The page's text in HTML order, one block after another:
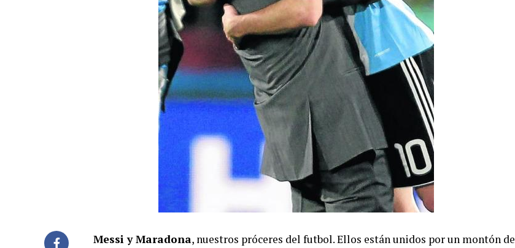
Messi y Maradona, nuestros próceres del futbol. Ellos están unidos por un montón de